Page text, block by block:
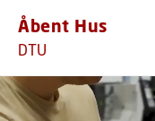
Åbent Hus
DTU